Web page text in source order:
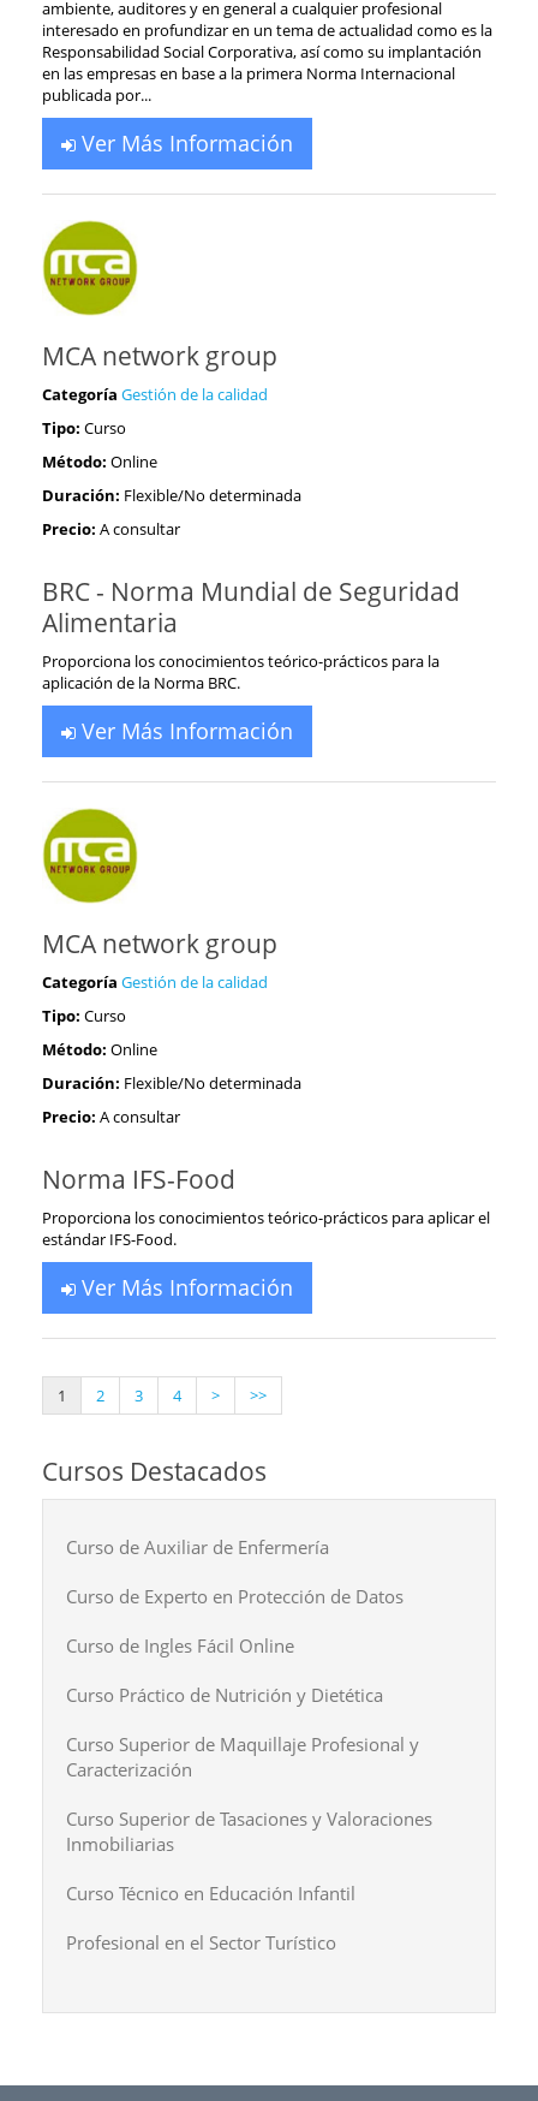
ambiente, auditores y en general a cualquier profesional
interesado en profundizar en un tema de actualidad como es la
Responsabilidad Social Corporativa, así como su implantación
en las empresas en base a la primera Norma Internacional
publicada por...
Ver Más Información
MCA network group
Categoría Gestión de la calidad
Tipo: Curso
Método: Online
Duración: Flexible/No determinada
Precio: A consultar
BRC - Norma Mundial de Seguridad
Alimentaria
Proporciona los conocimientos teórico-prácticos para la
aplicación de la Norma BRC.
Ver Más Información
MCA network group
Categoría Gestión de la calidad
Tipo: Curso
Método: Online
Duración: Flexible/No determinada
Precio: A consultar
Norma IFS-Food
Proporciona los conocimientos teórico-prácticos para aplicar el
estándar IFS-Food.
Ver Más Información
1 2 3 4 > >>
Cursos Destacados
Curso de Auxiliar de Enfermería
Curso de Experto en Protección de Datos
Curso de Ingles Fácil Online
Curso Práctico de Nutrición y Dietética
Curso Superior de Maquillaje Profesional y
Caracterización
Curso Superior de Tasaciones y Valoraciones
Inmobiliarias
Curso Técnico en Educación Infantil
Profesional en el Sector Turístico